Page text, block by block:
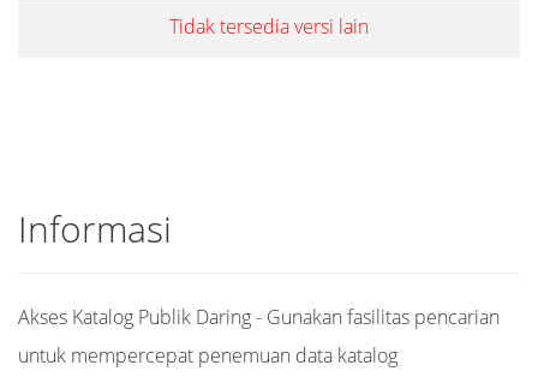
Tidak tersedia versi lain
Informasi
Akses Katalog Publik Daring - Gunakan fasilitas pencarian
untuk mempercepat penemuan data katalog